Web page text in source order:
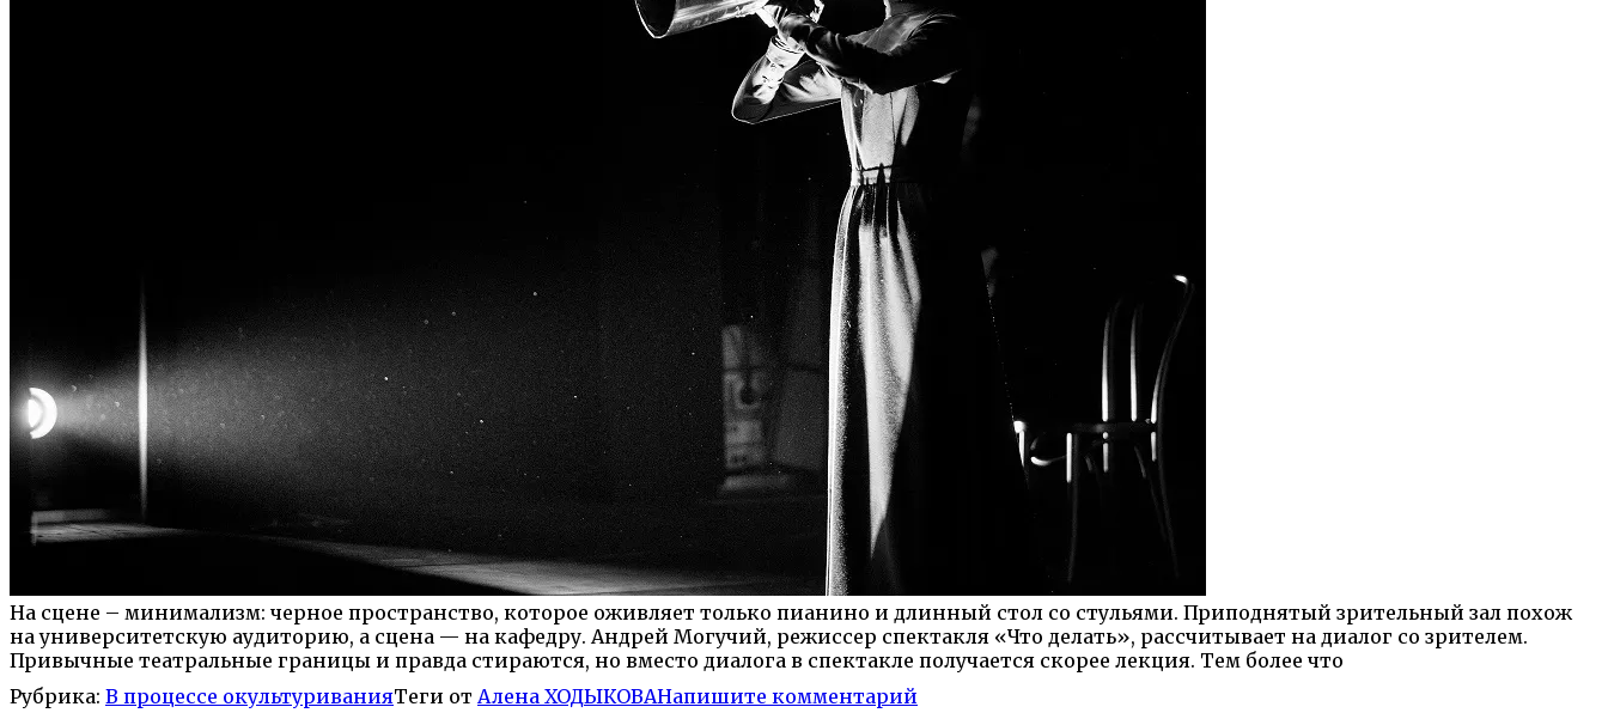
На сцене – минимализм: черное пространство, которое оживляет только пианино и длинный стол со стульями. Приподнятый зрительный зал похож
на университетскую аудиторию, а сцена — на кафедру. Андрей Могучий, режиссер спектакля «Что делать», рассчитывает на диалог со зрителем.
Привычные театральные границы и правда стираются, но вместо диалога в спектакле получается скорее лекция. Тем более что
Рубрика: В процессе окультуриванияТеги от Алена ХОДЫКОВАНапишите комментарий